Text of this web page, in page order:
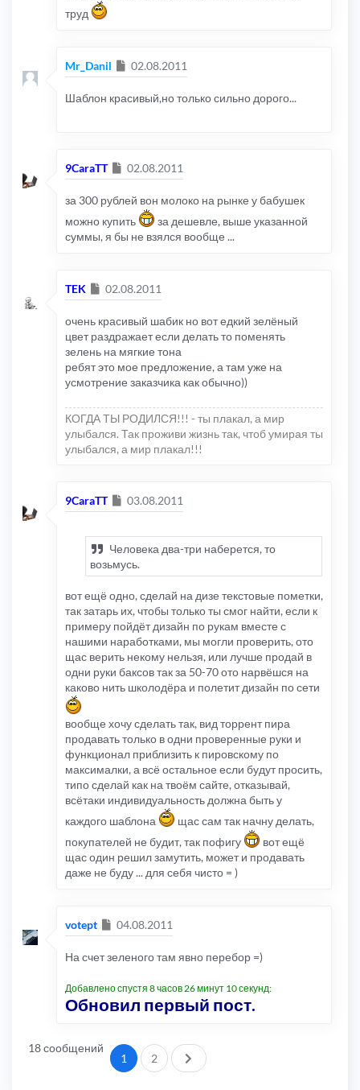
труд
Mr_Danil Сообщение
02.08.2011
Шаблон красивый,но только сильно дорого...
9CaraTT Сообщение
02.08.2011
за 300 рублей вон молоко на рынке у бабушек
можно купить
за дешевле, выше указанной
суммы, я бы не взялся вообще ...
TEK Сообщение
02.08.2011
очень красивый шабик но вот едкий зелёный
цвет раздражает если делать то поменять
зелень на мягкие тона
ребят это мое предложение, а там уже на
усмотрение заказчика как обычно))
КОГДА ТЫ РОДИЛСЯ!!! - ты плакал, а мир
улыбался. Так проживи жизнь так, чтоб умирая ты
улыбался, а мир плакал!!!
9CaraTT Сообщение
03.08.2011
Человека два-три наберется, то
возьмусь.
вот ещё одно, сделай на дизе текстовые пометки,
так затарь их, чтобы только ты смог найти, если к
примеру пойдёт дизайн по рукам вместе с
нашими наработками, мы могли проверить, ото
щас верить некому нельзя, или лучше продай в
одни руки баксов так за 50-70 ото нарвёшся на
каково нить школодёра и полетит дизайн по сети
вообще хочу сделать так, вид торрент пира
продавать только в одни проверенные руки и
функционал приблизить к пировскому по
максималки, а всё остальное если будут просить,
типо сделай как на твоём сайте, отказывай,
всётаки индивидуальность должна быть у
каждого шаблона
щас сам так начну делать,
покупателей не будит, так пофигу
вот ещё
щас один решил замутить, может и продавать
даже не буду ... для себя чисто = )
votept Сообщение
04.08.2011
На счет зеленого там явно перебор =)
Добавлено спустя 8 часов 26 минут 10 секунд:
Обновил первый пост.
18 сообщений
1 2 След.